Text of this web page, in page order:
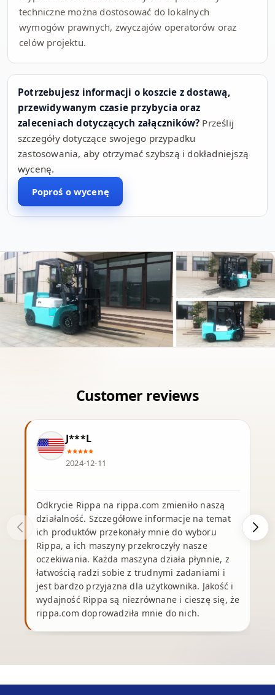
techniczne można dostosować do lokalnych
wymogów prawnych, zwyczajów operatorów oraz
celów projektu.
Potrzebujesz informacji o koszcie z dostawą,
przewidywanym czasie przybycia oraz
zaleceniach dotyczących załączników? Prześlij
szczegóły dotyczące swojego przypadku
zastosowania, aby otrzymać szybszą i dokładniejszą
wycenę.
Poproś o wycenę
J***L
2024-12-11
Odkrycie Rippa na rippa.com zmieniło naszą
działalność. Szczegółowe informacje na temat
ich produktów przekonały mnie do wyboru
Rippa, a ich maszyny przekroczyły nasze
oczekiwania. Każda maszyna działa płynnie, z
łatwością radzi sobie z trudnymi zadaniami i
jest bardzo przyjazna dla użytkownika. Jakość i
wydajność Rippa są niezrównane i cieszę się, że
rippa.com doprowadziła mnie do nich.